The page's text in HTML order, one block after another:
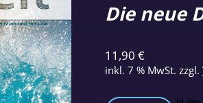
11,90 €
inkl. 7 % MwSt. zzgl.
Die neue